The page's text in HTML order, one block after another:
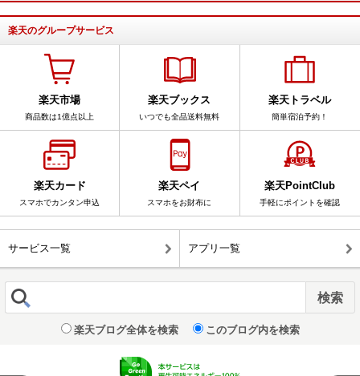
楽天のグループサービス
楽天市場
商品数は1億点以上
楽天ブックス
いつでも全品送料無料
楽天トラベル
簡単宿泊予約！
楽天カード
スマホでカンタン申込
楽天ペイ
スマホをお財布に
楽天PointClub
手軽にポイントを確認
サービス一覧 アプリ一覧
楽天ブログ全体を検索 このブログ内を検索